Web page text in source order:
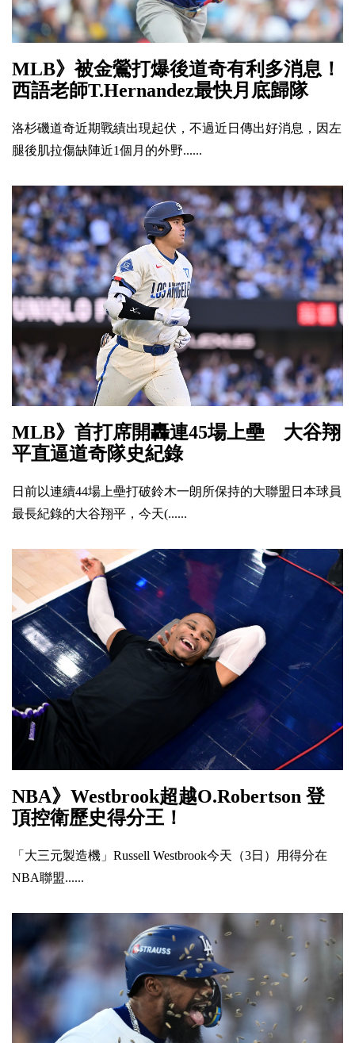
MLB》被金鶯打爆後道奇有利多消息！
西語老師T.Hernandez最快月底歸隊
洛杉磯道奇近期戰績出現起伏，不過近日傳出好消息，因左
腿後肌拉傷缺陣近1個月的外野......
MLB》首打席開轟連45場上壘 大谷翔
平直逼道奇隊史紀錄
日前以連續44場上壘打破鈴木一朗所保持的大聯盟日本球員
最長紀錄的大谷翔平，今天(......
NBA》Westbrook超越O.Robertson 登
頂控衛歷史得分王！
「大三元製造機」Russell Westbrook今天（3日）用得分在
NBA聯盟......